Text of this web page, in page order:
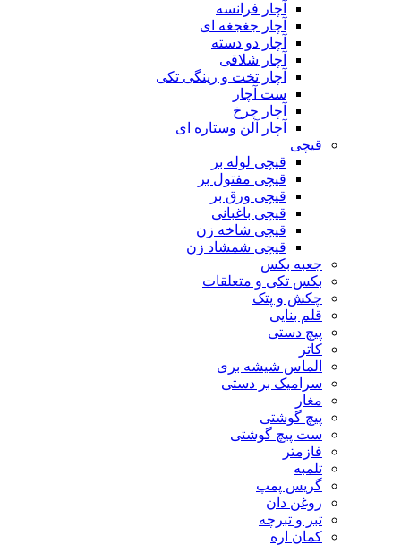
آچار فرانسه
آچار جغجغه ای
آچار دو دسته
آچار شلاقی
آچار تخت و رینگی تکی
ست آچار
آچار چرخ
آچار آلن وستاره ای
قیچی
قیچی لوله بر
قیچی مفتول بر
قیچی ورق بر
قیچی باغبانی
قیچی شاخه زن
قیچی شمشاد زن
جعبه بکس
بکس تکی و متعلقات
چکش و پتک
قلم بنایی
پیچ دستی
کاتر
الماس شیشه بری
سرامیک بر دستی
مغار
پیچ گوشتی
ست پیچ گوشتی
فازمتر
تلمبه
گریس پمپ
روغن دان
تبر و تبرچه
کمان اره